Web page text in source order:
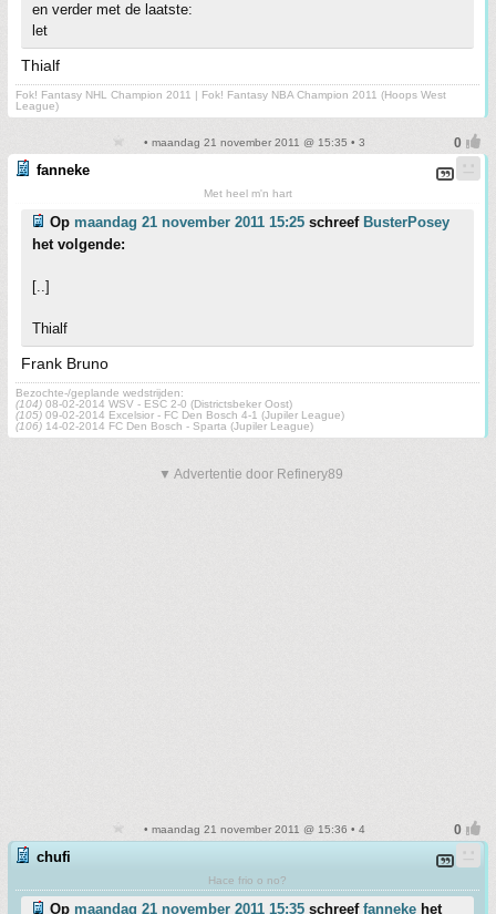
en verder met de laatste:
let
Thialf
Fok! Fantasy NHL Champion 2011 | Fok! Fantasy NBA Champion 2011 (Hoops West
League)
• maandag 21 november 2011 @ 15:35 • 3
fanneke
Met heel m'n hart
Op maandag 21 november 2011 15:25 schreef BusterPosey
het volgende:
[..]
Thialf
Frank Bruno
Bezochte-/geplande wedstrijden:
(104) 08-02-2014 WSV - ESC 2-0 (Districtsbeker Oost)
(105) 09-02-2014 Excelsior - FC Den Bosch 4-1 (Jupiler League)
(106) 14-02-2014 FC Den Bosch - Sparta (Jupiler League)
▼ Advertentie door Refinery89
• maandag 21 november 2011 @ 15:36 • 4
chufi
Hace frio o no?
Op maandag 21 november 2011 15:35 schreef fanneke het